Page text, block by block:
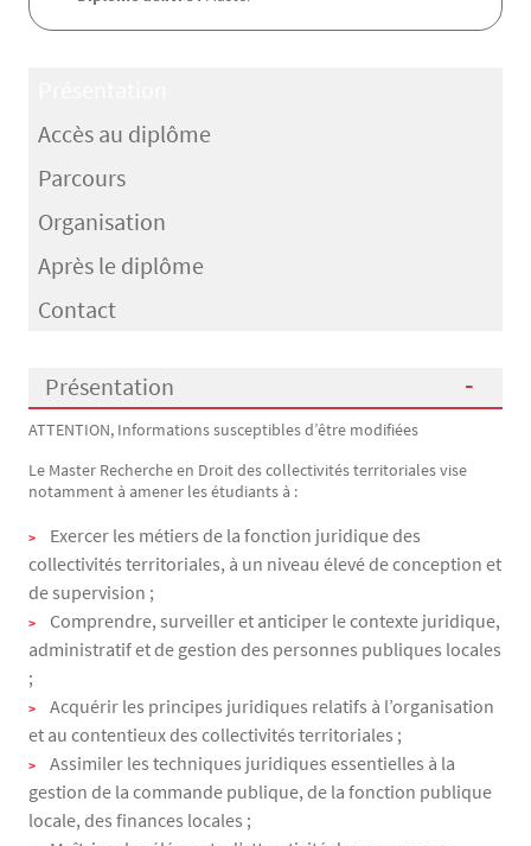
Accès au diplôme
Parcours
Organisation
Après le diplôme
Contact
Présentation
Présentation
ATTENTION, Informations susceptibles d’être modifiées
Le Master Recherche en Droit des collectivités territoriales vise
notamment à amener les étudiants à :
Exercer les métiers de la fonction juridique des
collectivités territoriales, à un niveau élevé de conception et
de supervision ;
Comprendre, surveiller et anticiper le contexte juridique,
administratif et de gestion des personnes publiques locales
;
Acquérir les principes juridiques relatifs à l’organisation
et au contentieux des collectivités territoriales ;
Assimiler les techniques juridiques essentielles à la
gestion de la commande publique, de la fonction publique
locale, des finances locales ;